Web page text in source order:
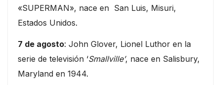
«SUPERMAN», nace en San Luis, Misuri,
Estados Unidos.
7 de agosto: John Glover, Lionel Luthor en la
serie de televisión ‘Smallville’, nace en Salisbury,
Maryland en 1944.